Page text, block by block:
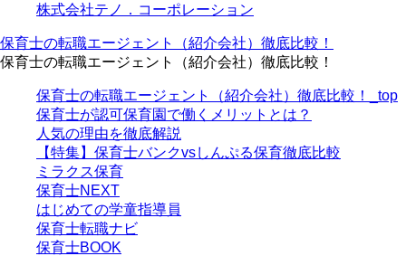
株式会社テノ．コーポレーション
保育士の転職エージェント（紹介会社）徹底比較！
保育士の転職エージェント（紹介会社）徹底比較！
保育士の転職エージェント（紹介会社）徹底比較！_top
保育士が認可保育園で働くメリットとは？
人気の理由を徹底解説
【特集】保育士バンクvsしんぷる保育徹底比較
ミラクス保育
保育⼠NEXT
はじめての学童指導員
保育士転職ナビ
保育士BOOK